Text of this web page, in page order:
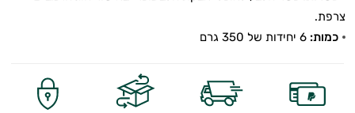
צרפת.
כמות: